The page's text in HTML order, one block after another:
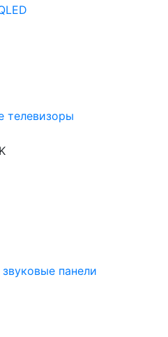
телевизоры
панели